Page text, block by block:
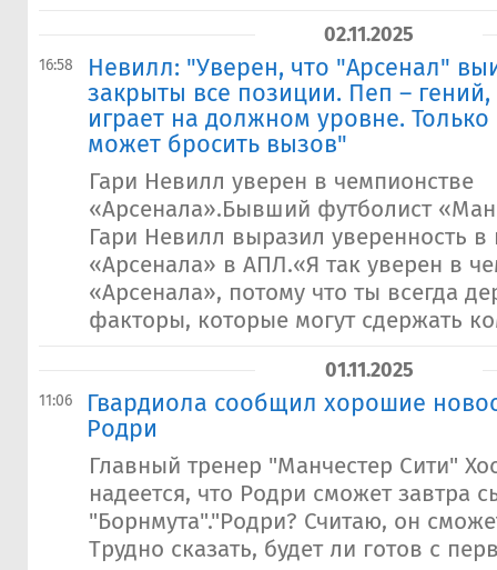
02.11.2025
16:58
Невилл: "Уверен, что "Арсенал"
закрыты все позиции. Пеп –
играет на должном уровне.
может бросить вызов"
Гари Невилл уверен в чемпионстве
«Арсенала».Бывший футболист
Гари Невилл выразил уверенность в
«Арсенала» в АПЛ.«Я так уверен в
«Арсенала», потому что ты всегда
факторы, которые могут сдержать
01.11.2025
11:06
Гвардиола сообщил хорошие
Родри
Главный тренер "Манчестер Сити"
надеется, что Родри сможет завтра
"Борнмута"."Родри? Считаю, он
Трудно сказать, будет ли готов с